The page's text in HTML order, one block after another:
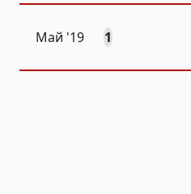
Май '19 1